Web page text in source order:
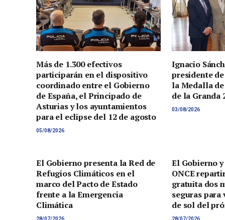
Más de 1.300 efectivos
participarán en el dispositivo
coordinado entre el Gobierno
de España, el Principado de
Asturias y los ayuntamientos
para el eclipse del 12 de agosto
05/08/2026
Ignacio
presidente
la Medalla
de la Granda
03/08/2026
El Gobierno presenta la Red de
Refugios Climáticos en el
marco del Pacto de Estado
frente a la Emergencia
Climática
El Gobierno
ONCE
gratuita dos
seguras
de sol del